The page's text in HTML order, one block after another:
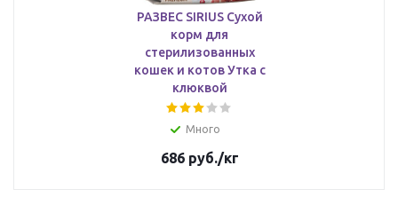
РАЗВЕС SIRIUS Сухой
корм для
стерилизованных
кошек и котов Утка с
клюквой
Много
686руб./кг